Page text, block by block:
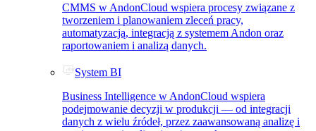
CMMS w AndonCloud wspiera procesy związane z
tworzeniem i planowaniem zleceń pracy,
automatyzacją, integracją z systemem Andon oraz
raportowaniem i analizą danych.
System BI
Business Intelligence w AndonCloud wspiera
podejmowanie decyzji w produkcji — od integracji
danych z wielu źródeł, przez zaawansowaną analizę i